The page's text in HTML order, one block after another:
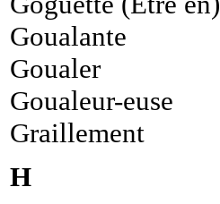
Goualante
Goualer
Goualeur-euse
Graillement
H